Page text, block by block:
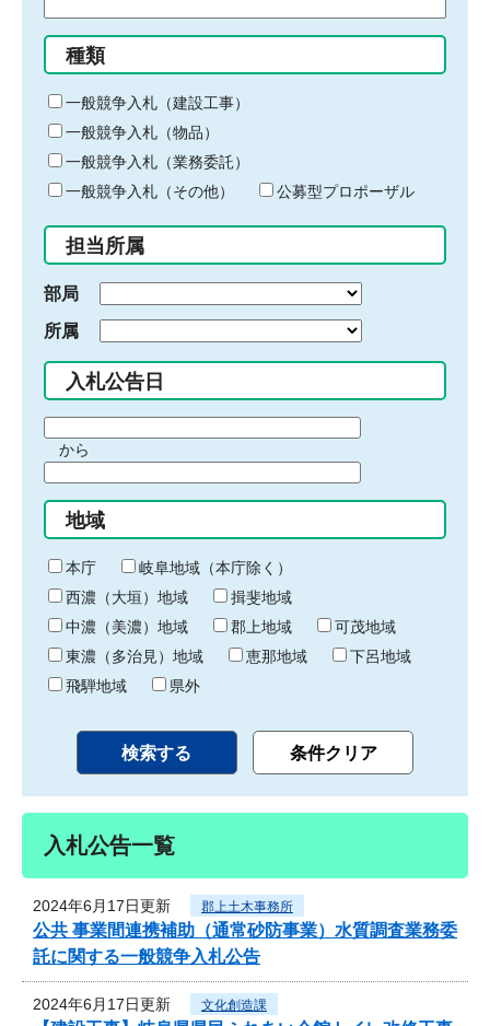
る
キ
ー
ワ
ー
ド
入
力
種類
一般競争入札（建設工事）
一般競争入札（物品）
一般競争入札（業務委託）
一般競争入札（その他）
公募型プロポーザル
担当所属
部局
所属
入札公告日
間
始
り
から
間
終
わ
り
地域
本庁
岐阜地域（本庁除く）
西濃（大垣）地域
揖斐地域
中濃（美濃）地域
郡上地域
可茂地域
東濃（多治見）地域
恵那地域
下呂地域
飛騨地域
県外
入札公告一覧
2024年6月17日更新 郡上土木事務所
公共 事業間連携補助（通常砂防事業）水質調査業務委
託に関する一般競争入札公告
2024年6月17日更新 文化創造課